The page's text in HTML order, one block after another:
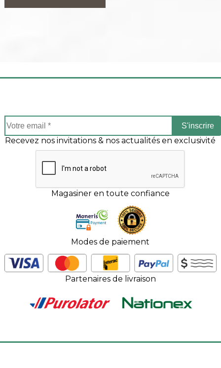
S'inscrire
Recevez nos invitations & nos actualités en exclusivité
Magasiner en toute confiance
Modes de paiement
Partenaires de livraison